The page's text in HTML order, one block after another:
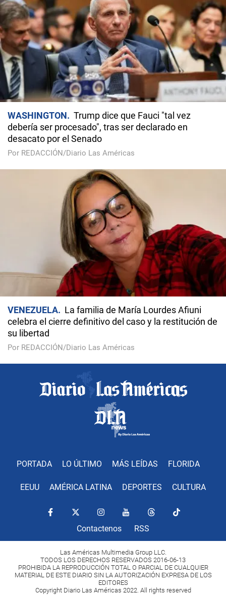
WASHINGTON
Trump dice que Fauci "tal vez
debería ser procesado", tras ser declarado en
desacato por el Senado
Por REDACCIÓN/Diario Las Américas
VENEZUELA
La familia de María Lourdes Afiuni
celebra el cierre definitivo del caso y la restitución de
su libertad
Por REDACCIÓN/Diario Las Américas
PORTADA LO ÚLTIMO MÁS LEÍDAS FLORIDA
EEUU AMÉRICA LATINA DEPORTES CULTURA
Contactenos RSS
Las Américas Multimedia Group LLC.
TODOS LOS DERECHOS RESERVADOS 2016-06-13
PROHIBIDA LA REPRODUCCIÓN TOTAL O PARCIAL DE CUALQUIER
MATERIAL DE ESTE DIARIO SIN LA AUTORIZACIÓN EXPRESA DE LOS
EDITORES
Copyright Diario Las Américas 2022. All rights reserved